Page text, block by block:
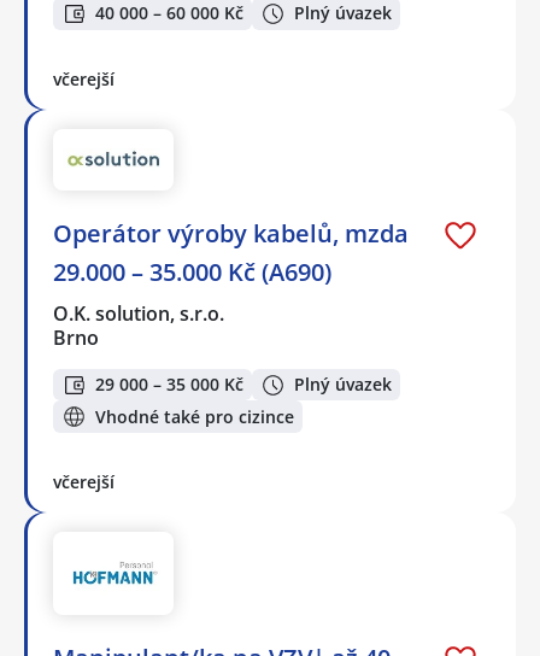
40 000 – 60 000 Kč Plný úvazek
včerejší
Operátor výroby kabelů, mzda
29.000 – 35.000 Kč (A690)
O.K. solution, s.r.o.
Brno
29 000 – 35 000 Kč
Plný úvazek
Vhodné také pro cizince
včerejší